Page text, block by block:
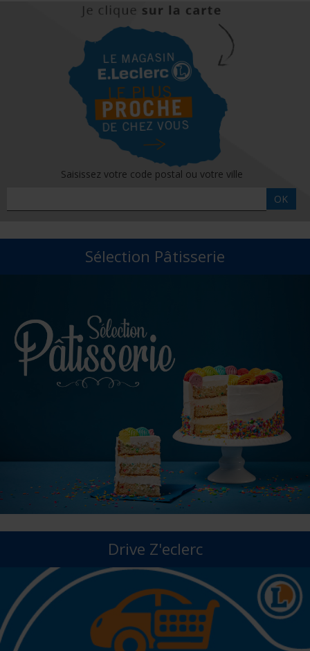
Saisissez votre code postal ou votre ville
OK
Sélection Pâtisserie
Drive Z'eclerc